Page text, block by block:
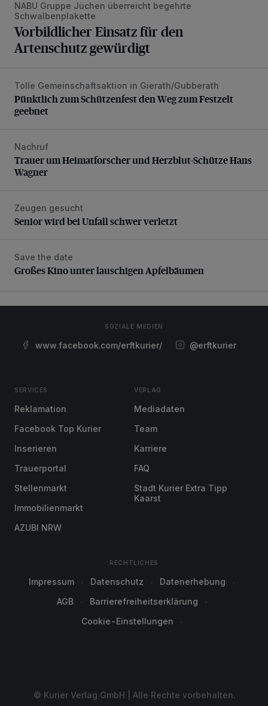
NABU Gruppe Jüchen überreicht begehrte
Schwalbenplakette
Vorbildlicher Einsatz für den
Artenschutz gewürdigt
Pünktlich zum Schützenfest den Weg zum Festzelt
Tolle Gemeinschaftsaktion in Gierath/Gubberath
Pünktlich zum Schützenfest den Weg zum Festzelt
geebnet
Trauer um Heimatforscher und Herzblut-Schütze Hans
Nachruf
Trauer um Heimatforscher und Herzblut-Schütze Hans
Wagner
Senior wird bei Unfall schwer verletzt
Zeugen gesucht
Senior wird bei Unfall schwer verletzt
Großes Kino unter lauschigen Apfelbäumen
Save the date
Großes Kino unter lauschigen Apfelbäumen
SOZIALE MEDIEN
www.facebook.com/erftkurier/ @erftkurier
SERVICES
Reklamation
Facebook Top Kurier
Inserieren
Trauerportal
Stellenmarkt
Immobilienmarkt
AZUBI NRW
VERLAG
Mediadaten
Team
Karriere
FAQ
Stadt Kurier Extra Tipp
Kaarst
RECHTLICHES
Impressum Datenschutz
Datenerhebung
AGB
Barrierefreiheitserklärung
Cookie-Einstellungen
© Kurier Verlag GmbH | Alle Rechte vorbehalten.